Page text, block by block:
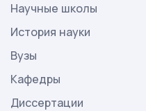
Научные школы
История науки
Вузы
Кафедры
Диссертации